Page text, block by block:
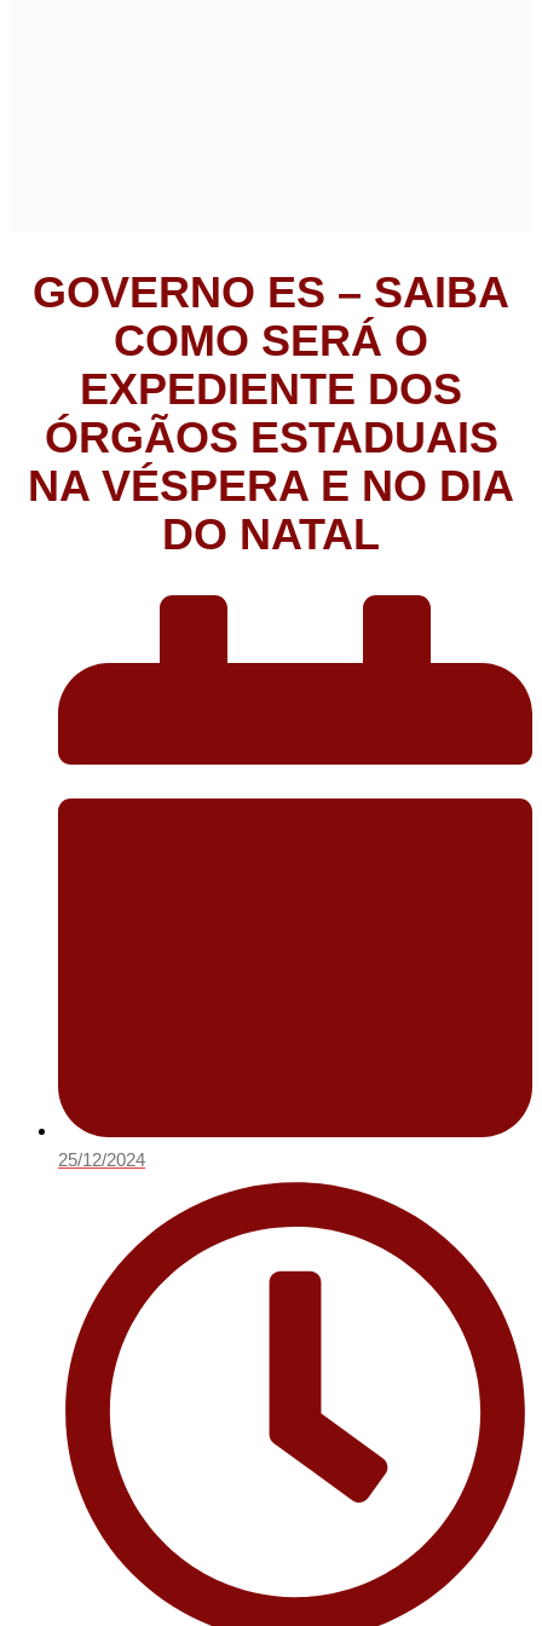
GOVERNO ES – SAIBA
COMO SERÁ O
EXPEDIENTE DOS
ÓRGÃOS ESTADUAIS
NA VÉSPERA E NO DIA
DO NATAL
25/12/2024